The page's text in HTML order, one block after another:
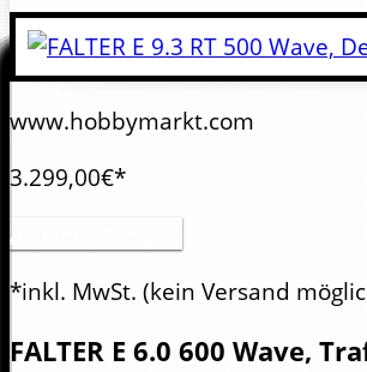
www.hobbymarkt.com
3.299,00€*
Artikel anzeigen
*inkl. MwSt. (kein Versand
FALTER E 6.0 600 Wave,